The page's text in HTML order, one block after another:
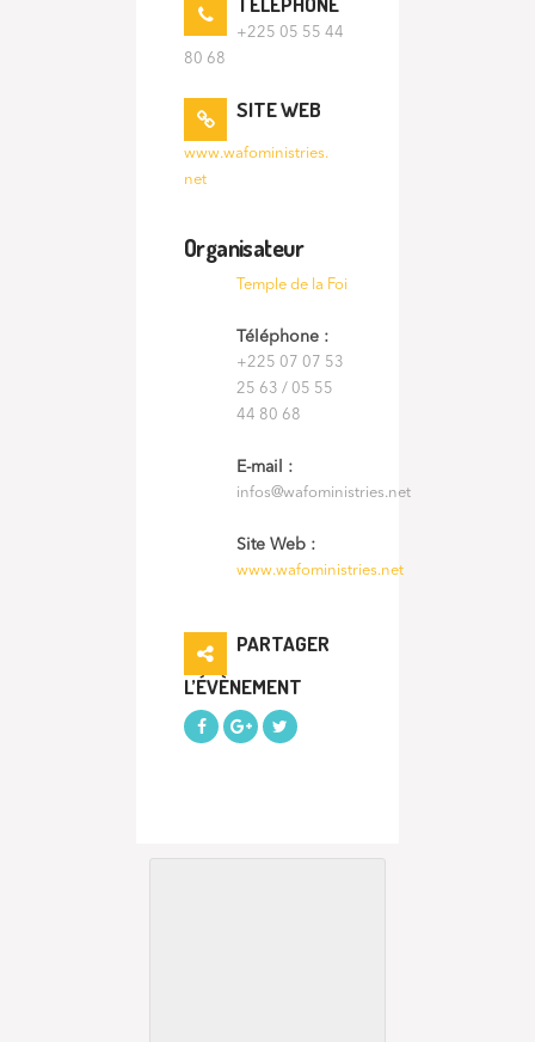
+225 05 55 44
80 68
SITE WEB
www.wafoministries.
net
Organisateur
Temple de la Foi
Téléphone :
+225 07 07 53
25 63 / 05 55
44 80 68
E-mail :
infos@wafoministries.net
Site Web :
www.wafoministries.net
PARTAGER
L’ÉVÈNEMENT